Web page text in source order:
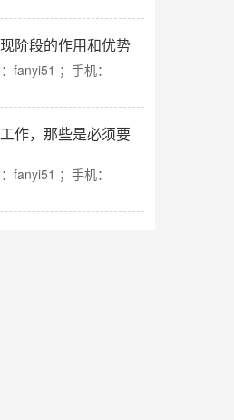
阶段的作用和优势
fanyi51 ；手机：
作，那些是必须要
fanyi51 ；手机：